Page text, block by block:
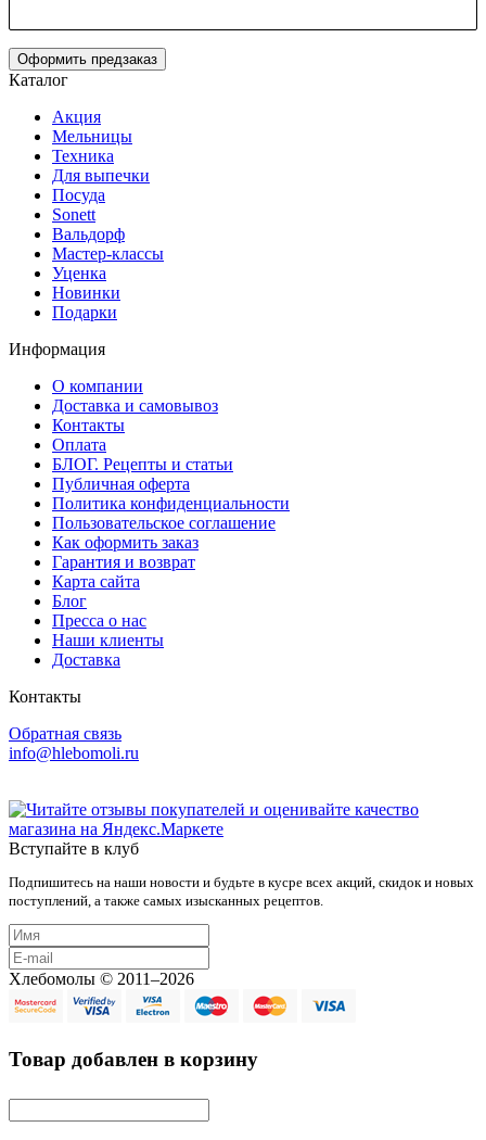
Оформить предзаказ
Каталог
Акция
Мельницы
Техника
Для выпечки
Посуда
Sonett
Вальдорф
Мастер-классы
Уценка
Новинки
Подарки
Информация
О компании
Доставка и самовывоз
Контакты
Оплата
БЛОГ. Рецепты и статьи
Публичная оферта
Политика конфиденциальности
Пользовательское соглашение
Как оформить заказ
Гарантия и возврат
Карта сайта
Блог
Пресса о нас
Наши клиенты
Доставка
Контакты
Обратная связь
info@hlebomoli.ru
Вступайте в клуб
Подпишитесь на наши новости и будьте в кусре всех акций, скидок и новых
поступлений, а также самых изысканных рецептов.
Хлебомолы © 2011–2026
Товар добавлен в корзину